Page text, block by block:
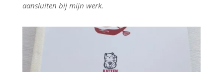
aansluiten bij mijn werk.